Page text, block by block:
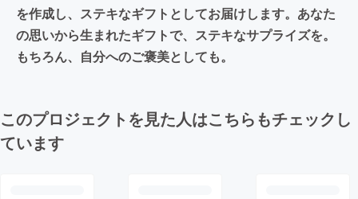
を作成し、ステキなギフトとしてお届けします。あなた
の思いから生まれたギフトで、ステキなサプライズを。
もちろん、自分へのご褒美としても。
このプロジェクトを見た人はこちらもチェックし
ています